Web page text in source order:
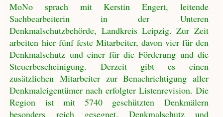
MoNo sprach mit Kerstin Engert, leitende
Sachbearbeiterin in der Unteren
Denkmalschutzbehörde, Landkreis Leipzig. Zur Zeit
arbeiten hier fünf feste Mitarbeiter, davon vier für den
Denkmalschutz und einer für die Förderung und die
Steuerbescheinigung. Derzeit gibt es einen
zusätzlichen Mitarbeiter zur Benachrichtigung aller
Denkmaleigentümer nach erfolgter Listenrevision. Die
Region ist mit 5740 geschützten Denkmälern
besonders reich gesegnet. Denkmalschutz und